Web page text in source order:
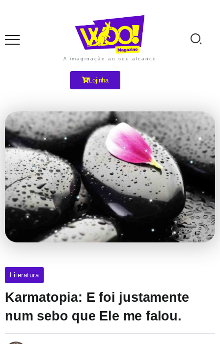
A imaginação ao seu alcance
Lojinha
Literatura
Karmatopia: E foi justamente
num sebo que Ele me falou.